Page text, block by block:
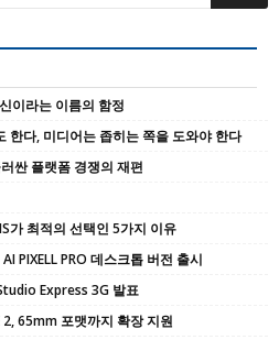
이라는 이름의 함정
한다, 미디어는 좁히는 쪽을 도와야 한다
싼 플랫폼 경쟁의 재편
가 최적의 선택인 5가지 이유
PIXELL PRO 데스크톱 버전 출시
Express 3G 발표
2, 65mm 포맷까지 확장 지원